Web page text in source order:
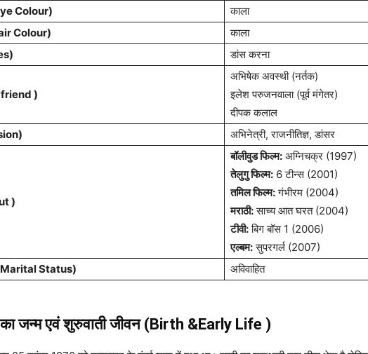
Colour)
काला
Colour)
काला
डांस करना
)
अभिषेक अवस्थी (नर्तक)
इलेश परुजनवाला (पूर्व मंगेतर)
दीपक कलाल
अभिनेत्री, राजनीतिज्ञ, डांसर
)
बॉलीवुड फिल्म: अग्निचक्र (1997)
तेलुगु फिल्म: 6 टीन्स (2001)
तमिल फिल्म:गंभीरम (2004)
मराठी:साच्य आत घरत (2004)
टीवी:बिग बॉस 1 (2006)
एल्बम:सुपरगर्ल (2007)
(Marital Status)
अविवाहित
का जन्म एवं शुरुवाती जीवन (Birth &Early Life )